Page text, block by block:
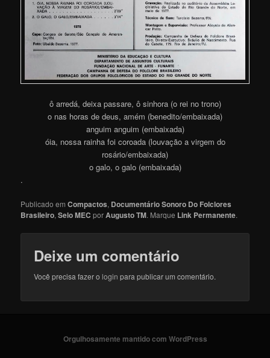
ô arredá, deixa passare, ô sinhora (o rei no trono)
o nas horas de deus, amém (benedito/embaixada)
anguim anguim (embaixada)
óia, nossa rainha foi coroada (louvação a virgem do
rosário/embaixada)
o galo, o galo (embaixada)
.
Publicado emCompactos, Documentário Sonoro Do Folclores
Brasileiro,Selo MEC porAugusto TM. Marque Link Permanente.
Deixe um comentário
Você precisa fazer ologin para publicar um comentário.
Orgulhosamente mantido com WordPress